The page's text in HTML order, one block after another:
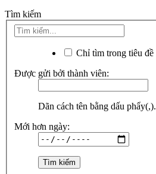
Tìm kiếm
Chỉ tìm trong tiêu đề
Được gửi bởi thành viên:
Dãn cách tên bằng dấu phẩy(,).
Mới hơn ngày: